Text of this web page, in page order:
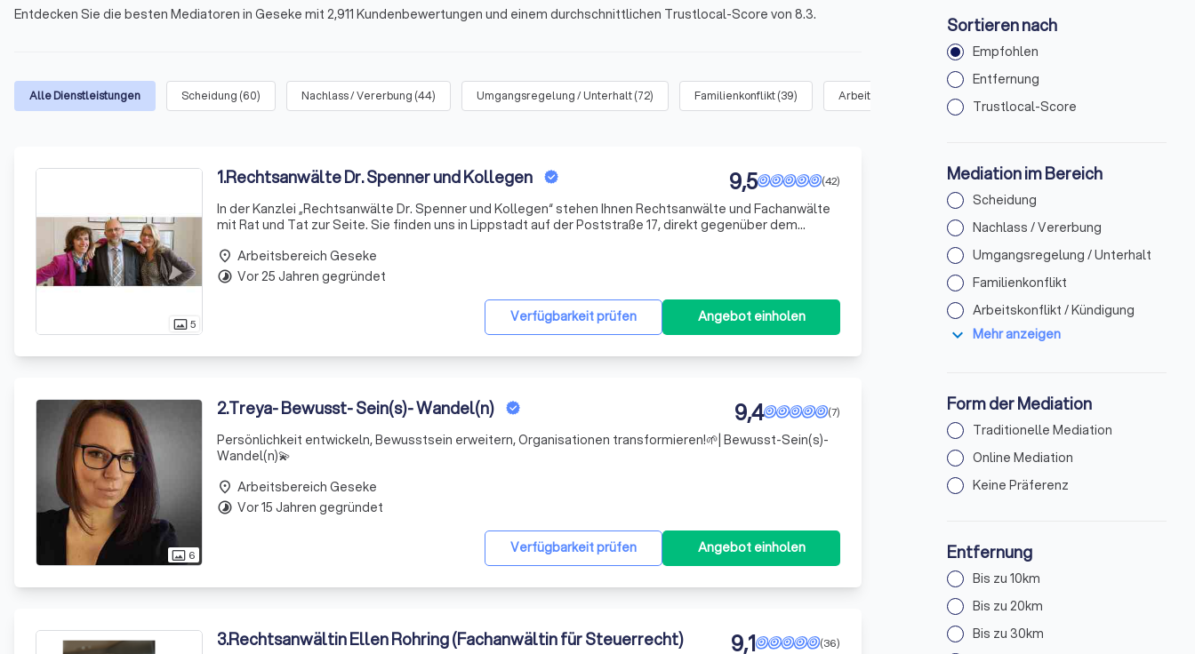
Entdecken Sie die besten Mediatoren in Geseke mit 2,911 Kundenbewertungen und einem durchschnittlichen Trustlocal-Score von 8.3.
Alle Dienstleistungen Scheidung (60) Nachlass / Vererbung (44) Umgangsregelung / Unterhalt(72) Familienkonflikt(39) Arbeitskonflikt / Kündigung
photo_size_select_actual5
1.Rechtsanwälte Dr. Spenner und Kollegen (42)
9,5
In der Kanzlei „Rechtsanwälte Dr. Spenner und Kollegen“ stehen Ihnen Rechtsanwälte und Fachanwälte
mit Rat und Tat zur Seite. Sie finden uns in Lippstadt auf der Poststraße 17, direkt gegenüber dem
Verfügbarkeit prüfen Angebot einholen
place Arbeitsbereich Geseke
timelapse Vor 25 Jahren gegründet
photo_size_select_actual 6
2.Treya- Bewusst- Sein(s)- Wandel(n) (7)
9,4
Persönlichkeit entwickeln, Bewusstsein erweitern, Organisationen transformieren!🌱| Bewusst-Sein(s)-
Wandel(n)💫
Verfügbarkeit prüfen Angebot einholen
place Arbeitsbereich Geseke
timelapse Vor 15 Jahren gegründet
3.Rechtsanwältin Ellen Rohring (Fachanwältin für Steuerrecht) (36)
9,1
Sortieren nach
Empfohlen
Entfernung
Trustlocal-Score
Mediation im Bereich
Scheidung
Nachlass / Vererbung
Umgangsregelung / Unterhalt
Familienkonflikt
Arbeitskonflikt / Kündigung
expand_more Mehr anzeigen
Form der Mediation
Traditionelle Mediation
Online Mediation
Keine Präferenz
Entfernung
Bis zu 10km
Bis zu 20km
Bis zu 30km